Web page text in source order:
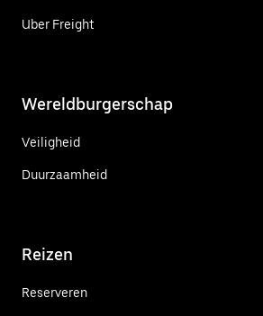
Uber Freight
Wereldburgerschap
Veiligheid
Duurzaamheid
Reizen
Reserveren